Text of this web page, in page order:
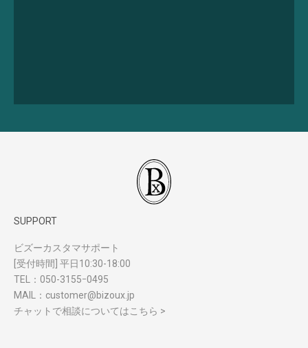
SUPPORT
ビズーカスタマサポート
[受付時間] 平日10:30-18:00
TEL： 050-3155ｰ0495
MAIL： customer@bizoux.jp
チャットで相談についてはこちら >